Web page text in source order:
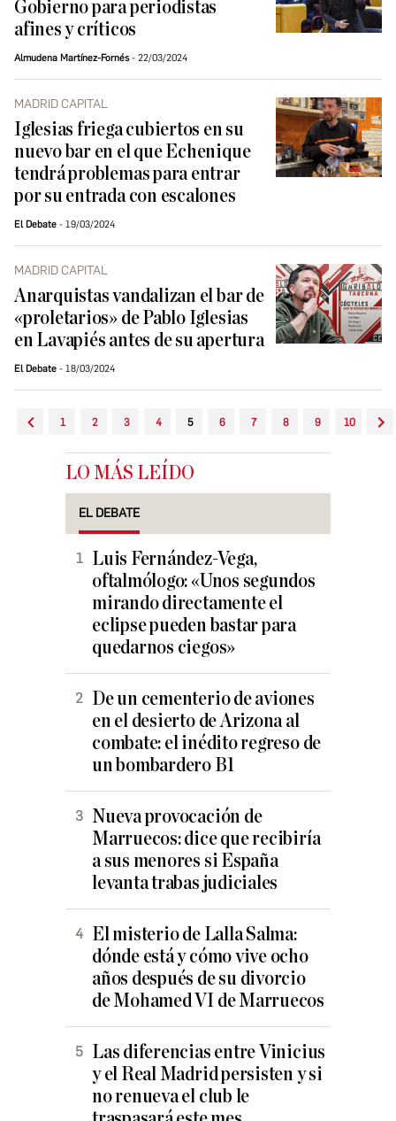
Gobierno para periodistas
afines y críticos
Almudena Martínez-Fornés 22/03/2024
MADRID CAPITAL
Iglesias friega cubiertos en su
nuevo bar en el que Echenique
tendrá problemas para entrar
por su entrada con escalones
El Debate 19/03/2024
MADRID CAPITAL
Anarquistas vandalizan el bar de
«proletarios» de Pablo Iglesias
en Lavapiés antes de su apertura
El Debate 18/03/2024
1 2 3 4 5 6 7 8 9 10
LO MÁS LEÍDO
EL DEBATE
Luis Fernández-Vega,
oftalmólogo: «Unos segundos
mirando directamente el
eclipse pueden bastar para
quedarnos ciegos»
De un cementerio de aviones
en el desierto de Arizona al
combate: el inédito regreso de
un bombardero B1
Nueva provocación de
Marruecos: dice que recibiría
a sus menores si España
levanta trabas judiciales
El misterio de Lalla Salma:
dónde está y cómo vive ocho
años después de su divorcio
de Mohamed VI de Marruecos
Las diferencias entre Vinicius
y el Real Madrid persisten y si
no renueva el club le